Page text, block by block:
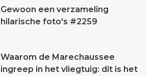
Gewoon een verzameling
hilarische foto's #2259
Waarom de Marechaussee
ingreep in het vliegtuig: dit is het